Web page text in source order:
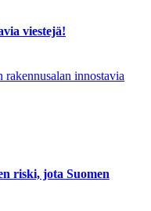
viestejä!
innostavia
riski, jota Suomen